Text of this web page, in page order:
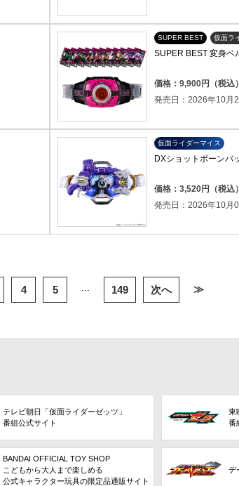
SUPER BEST 仮面ラ
SUPER BEST 変身ベ
価格：9,900円（税込）
発売日：2026年10月
仮面ライダーマイス
DXショットボーンバ
価格：3,520円（税込）
発売日：2026年10月
4 5 149 次へ ≫
テレビ朝日「仮面ライダーゼッツ」
番組公式サイト
東
番
BANDAI OFFICIAL TOY SHOP
こどもから大人まで楽しめる
公式キャラクター玩具の限定品通販サイト
デ